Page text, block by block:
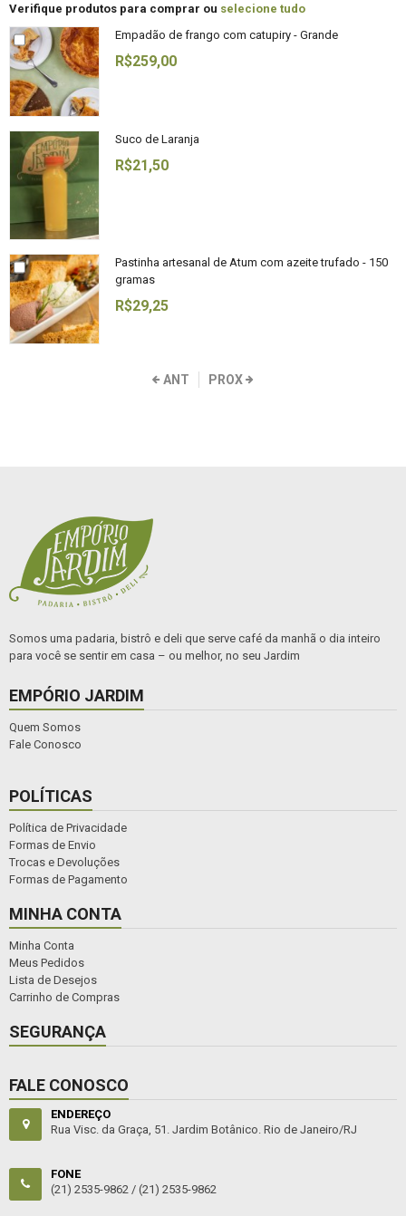
Verifique produtos para comprar ou selecione tudo
Empadão de frango com catupiry - Grande
R$259,00
Suco de Laranja
R$21,50
Pastinha artesanal de Atum com azeite trufado - 150
gramas
R$29,25
ANT PROX
Somos uma padaria, bistrô e deli que serve café da manhã o dia inteiro
para você se sentir em casa – ou melhor, no seu Jardim
EMPÓRIO JARDIM
Quem Somos
Fale Conosco
POLÍTICAS
Política de Privacidade
Formas de Envio
Trocas e Devoluções
Formas de Pagamento
MINHA CONTA
Minha Conta
Meus Pedidos
Lista de Desejos
Carrinho de Compras
SEGURANÇA
FALE CONOSCO
ENDEREÇO
Rua Visc. da Graça, 51. Jardim Botânico. Rio de Janeiro/RJ
FONE
(21) 2535-9862 / (21) 2535-9862